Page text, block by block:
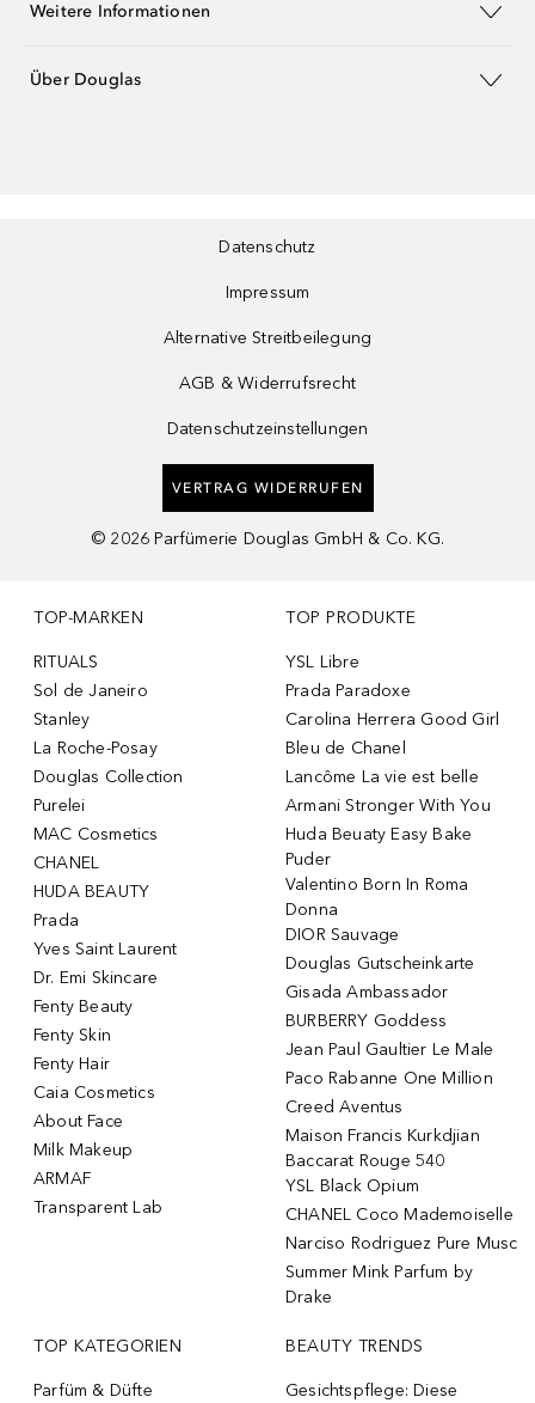
Weitere Informationen
Über Douglas
Datenschutz
Impressum
Alternative Streitbeilegung
AGB & Widerrufsrecht
Datenschutzeinstellungen
VERTRAG WIDERRUFEN
© 2026 Parfümerie Douglas GmbH & Co. KG.
TOP-MARKEN
RITUALS
Sol de Janeiro
Stanley
La Roche-Posay
Douglas Collection
Purelei
MAC Cosmetics
CHANEL
HUDA BEAUTY
Prada
Yves Saint Laurent
Dr. Emi Skincare
Fenty Beauty
Fenty Skin
Fenty Hair
Caia Cosmetics
About Face
Milk Makeup
ARMAF
Transparent Lab
TOP PRODUKTE
YSL Libre
Prada Paradoxe
Carolina Herrera Good Girl
Bleu de Chanel
Lancôme La vie est belle
Armani Stronger With You
Huda Beuaty Easy Bake
Puder
Valentino Born In Roma
Donna
DIOR Sauvage
Douglas Gutscheinkarte
Gisada Ambassador
BURBERRY Goddess
Jean Paul Gaultier Le Male
Paco Rabanne One Million
Creed Aventus
Maison Francis Kurkdjian
Baccarat Rouge 540
YSL Black Opium
CHANEL Coco Mademoiselle
Narciso Rodriguez Pure Musc
Summer Mink Parfum by
Drake
TOP KATEGORIEN
Parfüm & Düfte
BEAUTY TRENDS
Gesichtspflege: Diese